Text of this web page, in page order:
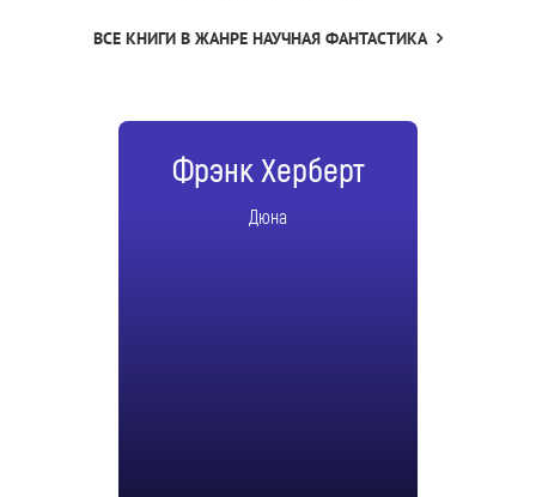
ВСЕ КНИГИ В ЖАНРЕ НАУЧНАЯ ФАНТАСТИКА
Фрэнк Херберт
Дюна